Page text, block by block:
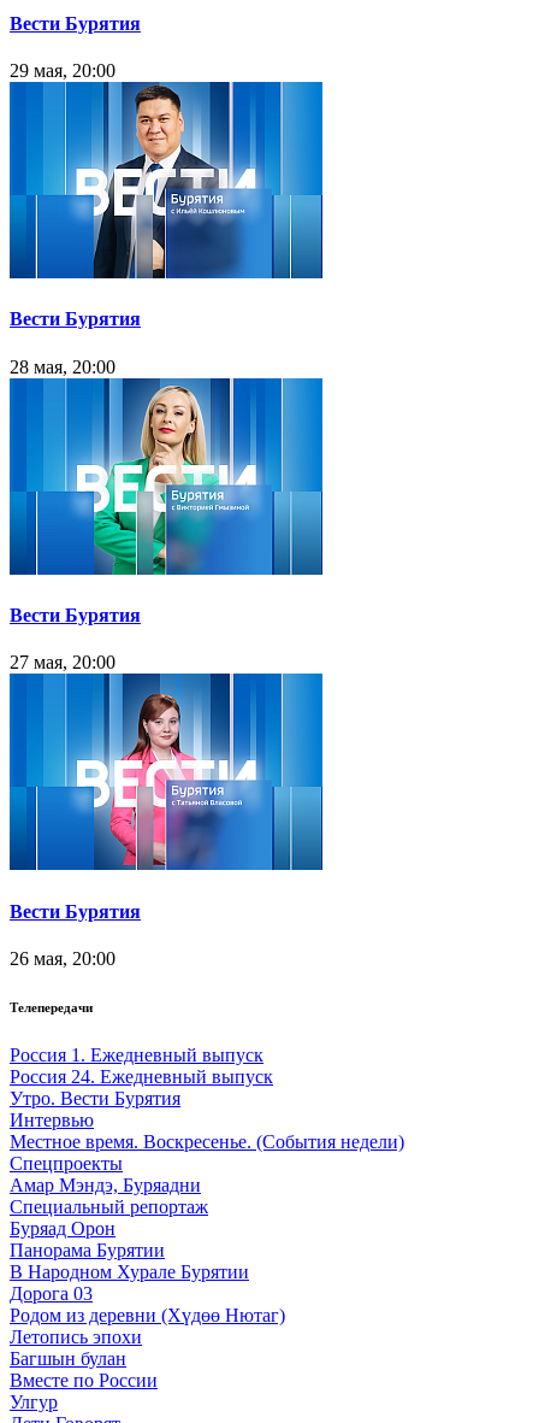
Вести Бурятия
29 мая, 20:00
Вести Бурятия
28 мая, 20:00
Вести Бурятия
27 мая, 20:00
Вести Бурятия
26 мая, 20:00
Телепередачи
Россия 1. Ежедневный выпуск
Россия 24. Ежедневный выпуск
Утро. Вести Бурятия
Интервью
Местное время. Воскресенье. (События недели)
Спецпроекты
Амар Мэндэ, Буряадни
Специальный репортаж
Буряад Орон
Панорама Бурятии
В Народном Хурале Бурятии
Дорога 03
Родом из деревни (Хүдөө Нютаг)
Летопись эпохи
Багшын булан
Вместе по России
Улгур